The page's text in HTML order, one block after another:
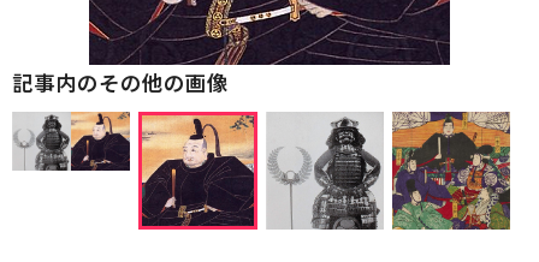
記事内のその他の画像